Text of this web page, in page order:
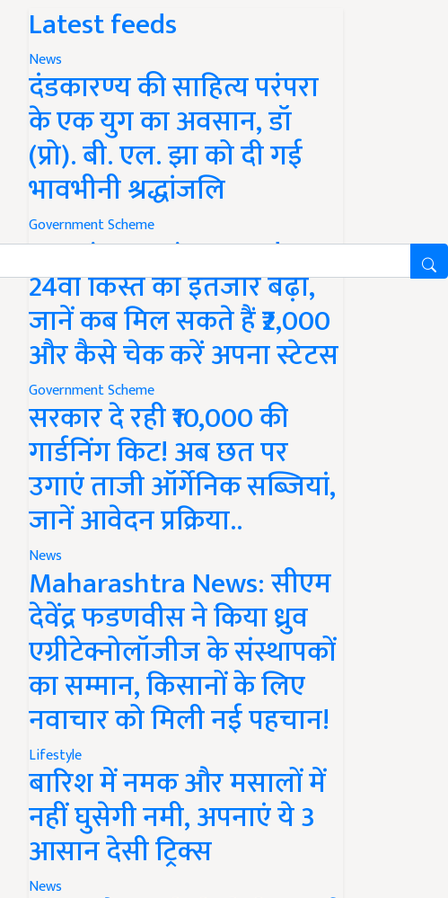
Latest feeds
News
दंडकारण्य की साहित्य परंपरा
के एक युग का अवसान, डॉ
(प्रो). बी. एल. झा को दी गई
भावभीनी श्रद्धांजलि
Government Scheme
PM Kisan Yojana Update:
24वीं किस्त का इंतजार बढ़ा,
जानें कब मिल सकते हैं ₹2,000
और कैसे चेक करें अपना स्टेटस
Government Scheme
सरकार दे रही ₹10,000 की
गार्डनिंग किट! अब छत पर
उगाएं ताजी ऑर्गेनिक सब्जियां,
जानें आवेदन प्रक्रिया..
News
Maharashtra News: सीएम
देवेंद्र फडणवीस ने किया ध्रुव
एग्रीटेक्नोलॉजीज के संस्थापकों
का सम्मान, किसानों के लिए
नवाचार को मिली नई पहचान!
Lifestyle
बारिश में नमक और मसालों में
नहीं घुसेगी नमी, अपनाएं ये 3
आसान देसी ट्रिक्स
News